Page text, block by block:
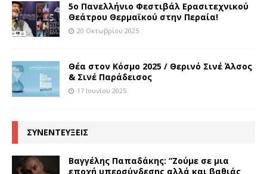
5ο Πανελλήνιο Φεστιβάλ Ερασιτεχνικού
Θεάτρου Θερμαϊκού στην Περαία!
20 Οκτωβρίου 2025
Θέα στον Κόσμο 2025 / Θερινό Σινέ Άλσος
& Σινέ Παράδεισος
17 Ιουνίου 2025
ΣΥΝΕΝΤΕΥΞΕΙΣ
Βαγγέλης Παπαδάκης: “Ζούμε σε μια
εποχή υπερσύνδεσης αλλά και βαθιάς